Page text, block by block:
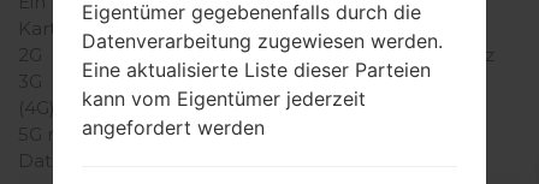
Karten
2G
GSM 900/1800/1900MHz
3G
-
(4G) LTE
-
5G network
Daten
Eigentümer gegebenenfalls durch die
Datenverarbeitung zugewiesen werden.
Eine aktualisierte Liste dieser Parteien
kann vom Eigentümer jederzeit
angefordert werden